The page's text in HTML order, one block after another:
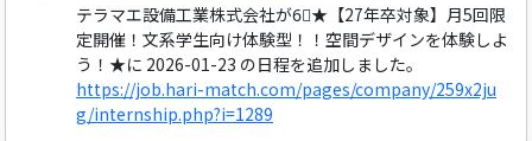
テラマエ設備工業株式会社が6⃣★【27年卒対象】月5回限
定開催！文系学生向け体験型！！空間デザインを体験しよ
う！★に 2026-01-23 の日程を追加しました。
https://job.hari-match.com/pages/company/259x2ju
g/internship.php?i=1289